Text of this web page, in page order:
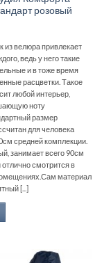
розовый
из велюра привлекает
ведь у него такие
и в тоже время
расцветки. Такое
любой интерьер,
ноту
размер
для человека
средней комплекции.
занимает всего 90см
смотрится в
материал
[...]